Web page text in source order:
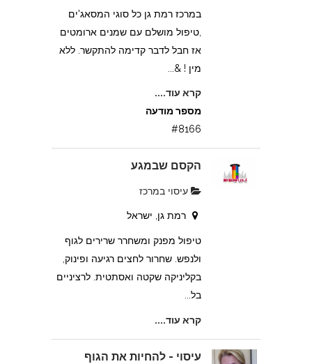
במרכז רמת גן כל סוגי המסאג'ים
,טיפול מושלם עם שמנים ארומטים
אז חבל לדבר קדימה להתקשר. ללא
מין ! &...
קרא עוד....
מספר מודעה
#8166
הקסם שבמגע
עיסוי במרכז
רמת גן, ישראל
טיפול מפנק ומשחרר שרירים לגוף
ולנפש. שחרור לחצים רגיעה ופינוק,
בקליניקה שקטה ואסתטית. לרציניים
בל...
קרא עוד....
עיסוי - להחיות את הגוף